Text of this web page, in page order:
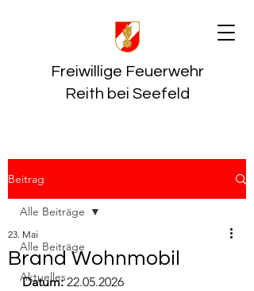
Freiwillige Feuerwehr
Reith bei Seefeld
Beitrag
Alle Beiträge
Aktuelles
Alle Beiträge
Brand Wohnmobil
23. Mai
Datum: 22.05.2026